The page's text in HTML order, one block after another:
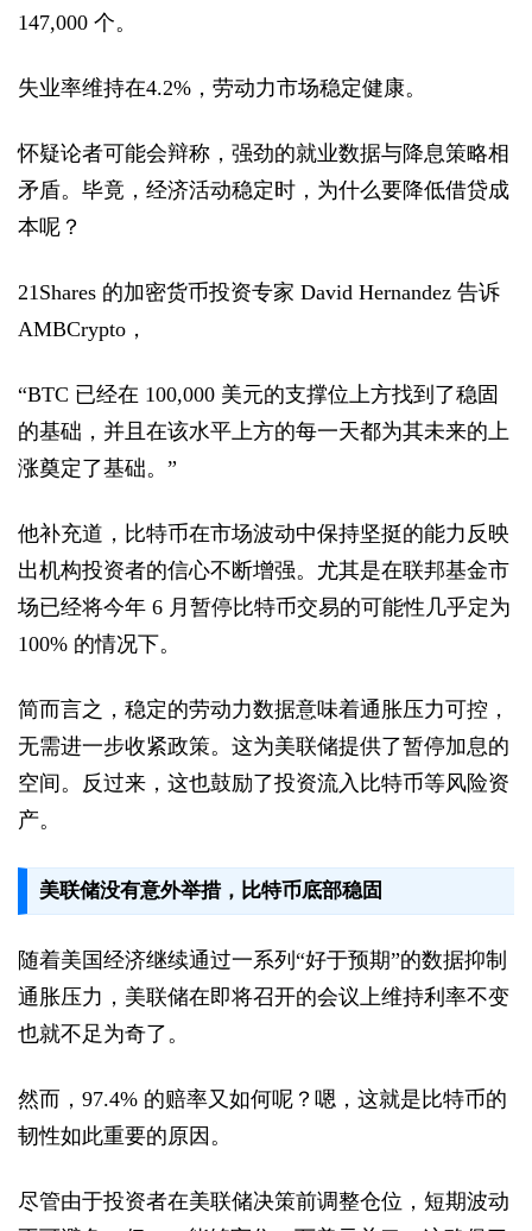
147,000 个。
失业率维持在4.2%，劳动力市场稳定健康。
怀疑论者可能会辩称，强劲的就业数据与降息策略相
矛盾。毕竟，经济活动稳定时，为什么要降低借贷成
本呢？
21Shares 的加密货币投资专家 David Hernandez 告诉
AMBCrypto，
“BTC 已经在 100,000 美元的支撑位上方找到了稳固
的基础，并且在该水平上方的每一天都为其未来的上
涨奠定了基础。”
他补充道，比特币在市场波动中保持坚挺的能力反映
出机构投资者的信心不断增强。尤其是在联邦基金市
场已经将今年 6 月暂停比特币交易的可能性几乎定为
100% 的情况下。
简而言之，稳定的劳动力数据意味着通胀压力可控，
无需进一步收紧政策。这为美联储提供了暂停加息的
空间。反过来，这也鼓励了投资流入比特币等风险资
产。
美联储没有意外举措，比特币底部稳固
随着美国经济继续通过一系列“好于预期”的数据抑制
通胀压力，美联储在即将召开的会议上维持利率不变
也就不足为奇了。
然而，97.4% 的赔率又如何呢？嗯，这就是比特币的
韧性如此重要的原因。
尽管由于投资者在美联储决策前调整仓位，短期波动